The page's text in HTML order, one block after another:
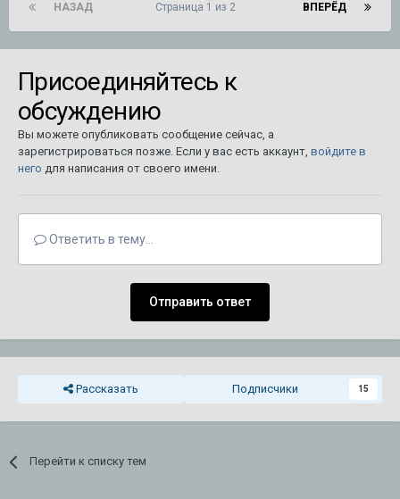
НАЗАД ВПЕРЁД
Страница 1 из 2
Присоединяйтесь к
обсуждению
Вы можете опубликовать сообщение сейчас, а
зарегистрироваться позже. Если у вас есть аккаунт, войдите в
него для написания от своего имени.
Ответить в тему...
Отправить ответ
Рассказать Подписчики 15
Перейти к списку тем